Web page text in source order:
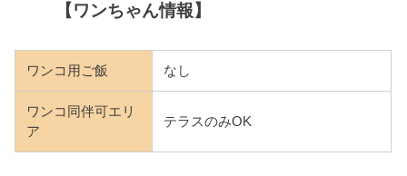
【ワンちゃん情報】
ワンコ用ご飯 なし
ワンコ同伴可エリ
ア
テラスのみOK